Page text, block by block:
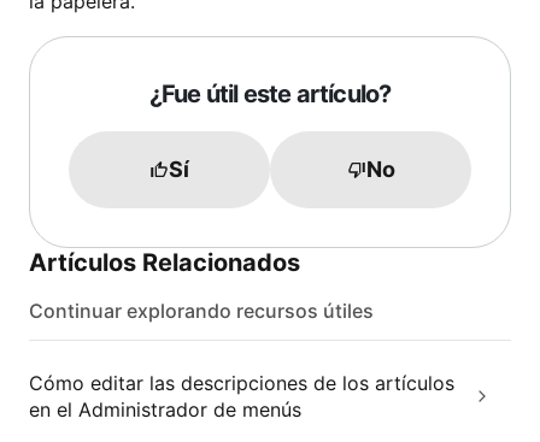
¿Fue útil este artículo?
Sí No
Artículos Relacionados
Continuar explorando recursos útiles
Cómo editar las descripciones de los artículos
en el Administrador de menús